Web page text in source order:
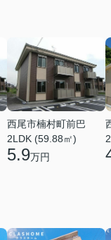
西尾市楠村町前巴
2LDK (59.88㎡)
5.9万円